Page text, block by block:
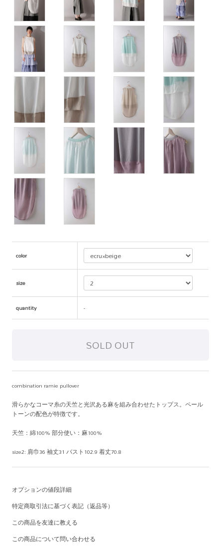
color
size
quantity -
combination ramie pullover
滑らかなコーマ糸の天竺と光沢ある麻を組み合わせたトップス。ペール
トーンの配色が特徴です。
天竺：綿100% 部分使い：麻100%
size2: 肩巾36 袖丈31 バスト102.9 着丈70.8
オプションの値段詳細
特定商取引法に基づく表記（返品等）
この商品を友達に教える
この商品について問い合わせる